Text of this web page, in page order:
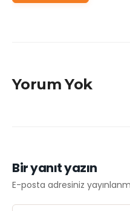
Yorum Yok
Bir yanıt yazın
E-posta adresiniz